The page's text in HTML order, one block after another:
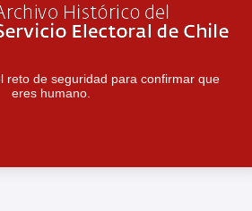
reto de seguridad para confirmar que
eres humano.